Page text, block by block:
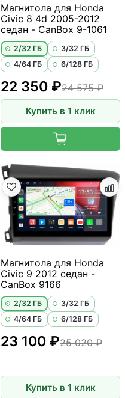
Магнитола для Honda
Civic 8 4d 2005-2012
седан - CanBox 9-1061
2/32 ГБ
3/32 ГБ
4/64 ГБ
6/128 ГБ
22 350 ₽24 575 ₽
Купить в 1 клик
Магнитола для Honda
Civic 9 2012 седан -
CanBox 9166
2/32 ГБ
3/32 ГБ
4/64 ГБ
6/128 ГБ
23 100 ₽25 020 ₽
Купить в 1 клик